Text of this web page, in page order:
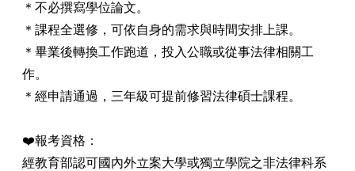
＊不必撰寫學位論文。
＊課程全選修，可依自身的需求與時間安排上課。
＊畢業後轉換工作跑道，投入公職或從事法律相關工
作。
＊經申請通過，三年級可提前修習法律碩士課程。
❤️報考資格：
經教育部認可國內外立案大學或獨立學院之非法律科系